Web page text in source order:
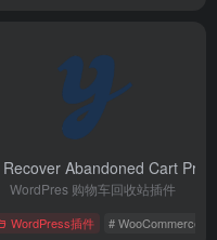
件- v3.7.0
外插件 # 电子商务
Abandoned Cart
WordPres 购物车回收站插件
WordPress插件 # WooCommerce